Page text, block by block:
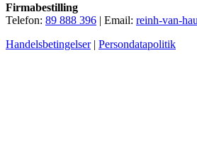
Firmabestilling
Telefon: 89 888 396 | Email: reinh-van-
Handelsbetingelser| Persondatapolitik